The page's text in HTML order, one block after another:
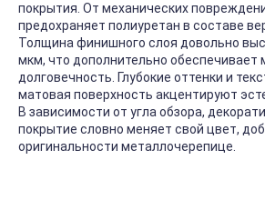
покрытия. От механических
предохраняет полиуретан в составе
Толщина финишного слоя довольно
мкм, что дополнительно обеспечивает
долговечность. Глубокие оттенки и
матовая поверхность акцентируют
В зависимости от угла обзора,
покрытие словно меняет свой цвет,
оригинальности металлочерепице.